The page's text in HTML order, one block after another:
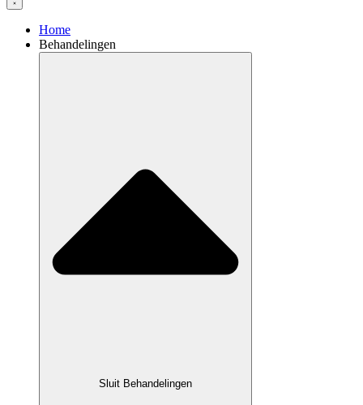
Home
Behandelingen
Sluit Behandelingen